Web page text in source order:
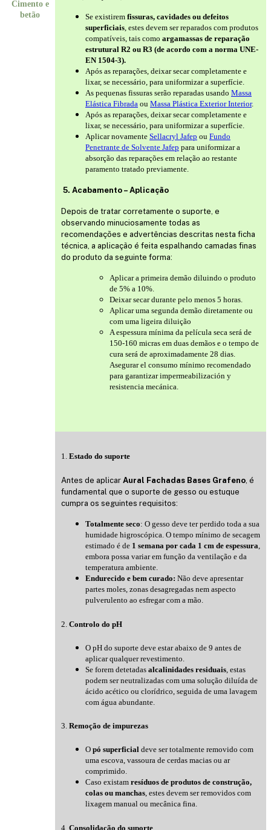
Cimento e
betão
Se existirem fissuras, cavidades ou defeitos
superficiais , estes devem ser reparados com produtos
compatíveis, tais como argamassas de reparação
estrutural R2 ou R3 (de acordo com a norma UNE-
EN 1504-3).
Após as reparações, deixar secar completamente e
lixar, se necessário, para uniformizar a superfície.
As pequenas fissuras serão reparadas usando Massa
Elástica Fibrada ou Massa Plástica Exterior Interior.
Após as reparações, deixar secar completamente e
lixar, se necessário, para uniformizar a superfície.
Aplicar novamente Sellacryl Jafep ou Fundo
Penetrante de Solvente Jafep para uniformizar a
absorção das reparações em relação ao restante
paramento tratado previamente.
5. Acabamento – Aplicação
Depois de tratar corretamente o suporte, e
observando minuciosamente todas as
recomendações e advertências descritas nesta ficha
técnica, a aplicação é feita espalhando camadas finas
do produto da seguinte forma:
Aplicar a primeira demão diluindo o produto
de 5% a 10%.
Deixar secar durante pelo menos 5 horas.
Aplicar uma segunda demão diretamente ou
com uma ligeira diluição
A espessura mínima da película seca será de
150-160 micras em duas demãos e o tempo de
cura será de aproximadamente 28 dias.
Asegurar el consumo mínimo recomendado
para garantizar impermeabilización y
resistencia mecánica.
1. Estado do suporte
Antes de aplicar Aural Fachadas Bases Grafeno, é
fundamental que o suporte de gesso ou estuque
cumpra os seguintes requisitos:
Totalmente seco: O gesso deve ter perdido toda a sua
humidade higroscópica. O tempo mínimo de secagem
estimado é de 1 semana por cada 1 cm de espessura,
embora possa variar em função da ventilação e da
temperatura ambiente.
Endurecido e bem curado: Não deve apresentar
partes moles, zonas desagregadas nem aspecto
pulverulento ao esfregar com a mão.
2. Controlo do pH
O pH do suporte deve estar abaixo de 9 antes de
aplicar qualquer revestimento.
Se forem detetadas alcalinidades residuais , estas
podem ser neutralizadas com uma solução diluída de
ácido acético ou clorídrico, seguida de uma lavagem
com água abundante.
3. Remoção de impurezas
O pó superficial deve ser totalmente removido com
uma escova, vassoura de cerdas macias ou ar
comprimido.
Caso existam resíduos de produtos de construção,
colas ou manchas, estes devem ser removidos com
lixagem manual ou mecânica fina.
4. Consolidação do suporte